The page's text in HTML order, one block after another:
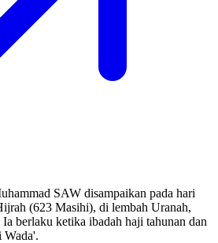
SAW disampaikan pada hari
(623 Masihi), di lembah Uranah,
berlaku ketika ibadah haji tahunan dan
Wada'.